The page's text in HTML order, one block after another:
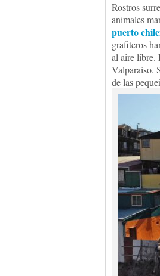
Rostros
animales
puerto
grafiteros
al aire libre.
Valparaíso.
de las